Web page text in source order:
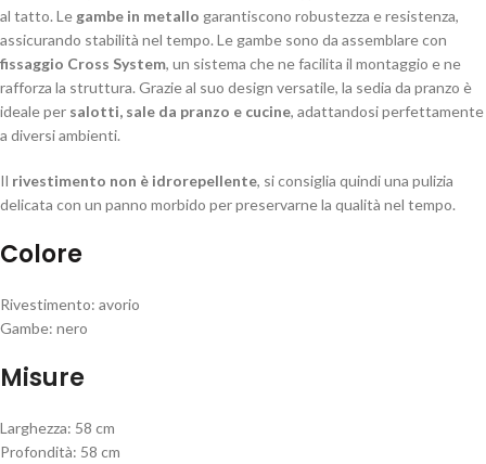
al tatto. Le gambe in metallo garantiscono robustezza e resistenza,
assicurando stabilità nel tempo. Le gambe sono da assemblare con
fissaggio Cross System, un sistema che ne facilita il montaggio e ne
rafforza la struttura. Grazie al suo design versatile, la sedia da pranzo è
ideale per salotti, sale da pranzo e cucine, adattandosi perfettamente
a diversi ambienti.
Il rivestimento non è idrorepellente, si consiglia quindi una pulizia
delicata con un panno morbido per preservarne la qualità nel tempo.
Colore
Rivestimento: avorio
Gambe: nero
Misure
Larghezza: 58 cm
Profondità: 58 cm